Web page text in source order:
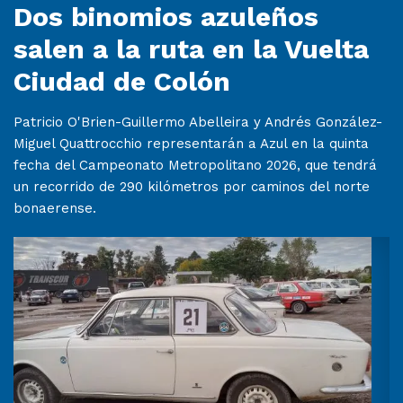
Dos binomios azuleños
salen a la ruta en la Vuelta
Ciudad de Colón
Patricio O'Brien-Guillermo Abelleira y Andrés González-
Miguel Quattrocchio representarán a Azul en la quinta
fecha del Campeonato Metropolitano 2026, que tendrá
un recorrido de 290 kilómetros por caminos del norte
bonaerense.